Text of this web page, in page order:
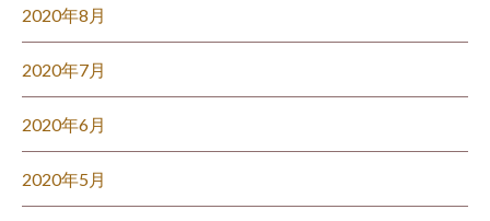
2020年8月
2020年7月
2020年6月
2020年5月